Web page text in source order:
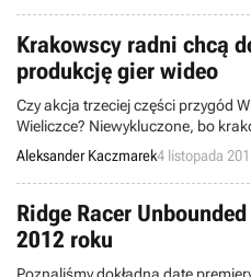
Krakowscy radni chcą
produkcję gier wideo
Czy akcja trzeciej części przygód
Wieliczce? Niewykluczone, bo
finansowo wspierać produkcję
jego atrakcjami. Z pomysłem
Filmowej w Krakowską Komisję
Paweł Węgrzyn, dyrektor
Aleksander Kaczmarek4 listopada
Ridge Racer
2012 roku